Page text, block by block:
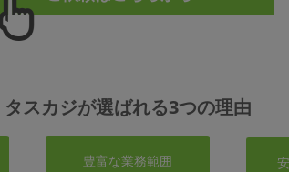
タスカジが選ばれる3つの理由
豊富な業務範囲